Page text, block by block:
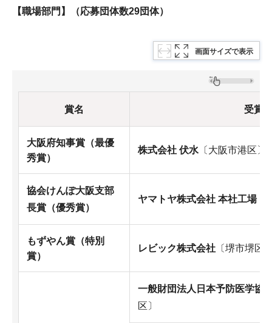
【職場部門】（応募団体数29団体）
画面サイズで表示
賞名 受賞
大阪府知事賞（最優
秀賞）
株式会社 伏水 〔大阪市港区〕
協会けんぽ大阪支部
長賞（優秀賞）
ヤマトヤ株式会社 本社工場〔
もずやん賞（特別
賞）
レビック株式会社 〔堺市堺区
一般財団法人日本予防医学協
区〕